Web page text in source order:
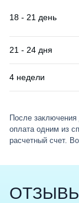
18 - 21 день
21 - 24 дня
4 недели
После заключения
оплата одним из
расчетный счет.